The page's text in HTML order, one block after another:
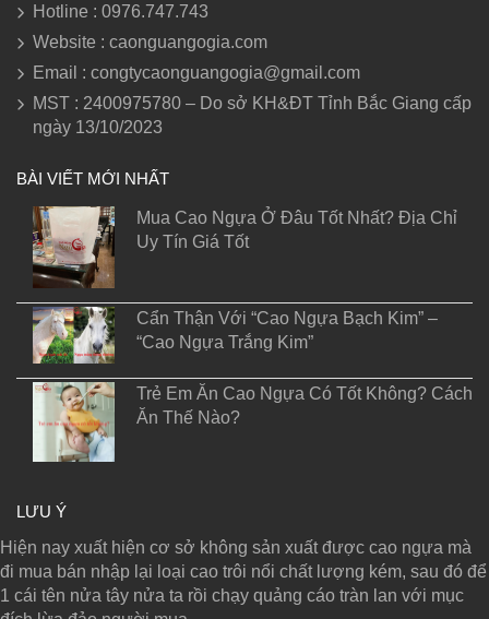
Hotline : 0976.747.743
Website : caonguangogia.com
Email : congtycaonguangogia@gmail.com
MST : 2400975780 – Do sở KH&ĐT Tỉnh Bắc Giang cấp
ngày 13/10/2023
BÀI VIẾT MỚI NHẤT
Mua Cao Ngựa Ở Đâu Tốt Nhất? Địa Chỉ
Uy Tín Giá Tốt
Cẩn Thận Với “Cao Ngựa Bạch Kim” –
“Cao Ngựa Trắng Kim”
Trẻ Em Ăn Cao Ngựa Có Tốt Không? Cách
Ăn Thế Nào?
LƯU Ý
Hiện nay xuất hiện cơ sở không sản xuất được cao ngựa mà
đi mua bán nhập lại loại cao trôi nổi chất lượng kém, sau đó để
1 cái tên nửa tây nửa ta rồi chạy quảng cáo tràn lan với mục